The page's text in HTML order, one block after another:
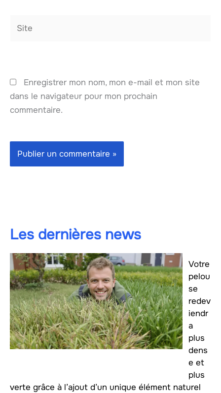
Enregistrer mon nom, mon e-mail et mon site
dans le navigateur pour mon prochain
commentaire.
Les dernières news
Votre
pelou
se
redev
iendr
a
plus
dens
e et
plus
verte grâce à l’ajout d’un unique élément naturel